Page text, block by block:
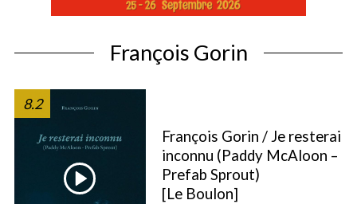
François Gorin
8.2
François Gorin / Je resterai
inconnu (Paddy McAloon –
Prefab Sprout)
[Le Boulon]